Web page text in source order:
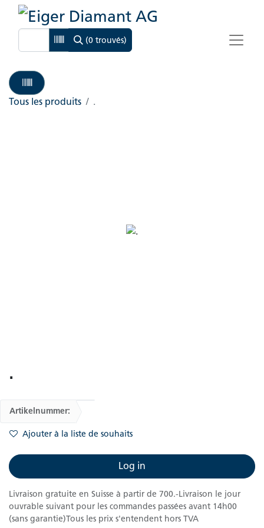
(0 trouvés)
Tous les produits .
.
Artikelnummer:
Ajouter à la liste de souhaits
Log in
Livraison gratuite en Suisse à partir de 700.-Livraison le jour
ouvrable suivant pour les commandes passées avant 14h00
(sans garantie)Tous les prix s'entendent hors TVA